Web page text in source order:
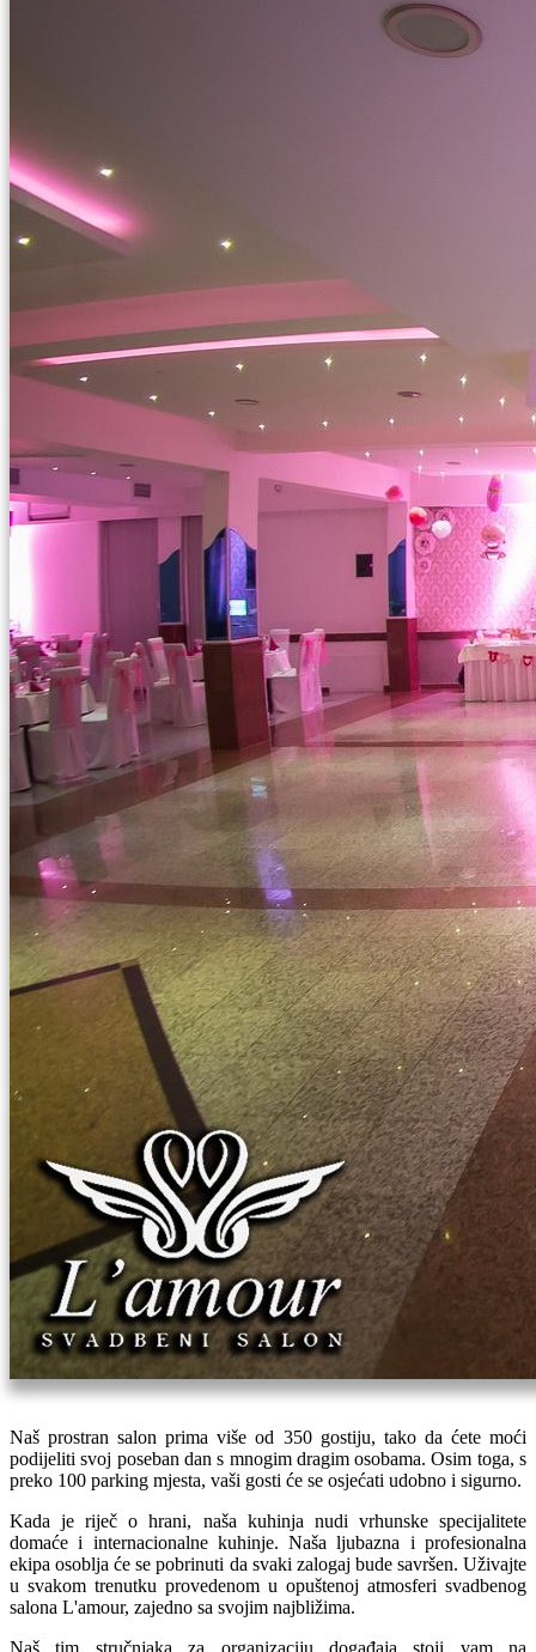
Naš prostran salon prima više od 350 gostiju, tako da ćete moći
podijeliti svoj poseban dan s mnogim dragim osobama. Osim toga, s
preko 100 parking mjesta, vaši gosti će se osjećati udobno i sigurno.
Kada je riječ o hrani, naša kuhinja nudi vrhunske specijalitete
domaće i internacionalne kuhinje. Naša ljubazna i profesionalna
ekipa osoblja će se pobrinuti da svaki zalogaj bude savršen. Uživajte
u svakom trenutku provedenom u opuštenoj atmosferi svadbenog
salona L'amour, zajedno sa svojim najbližima.
Naš tim stručnjaka za organizaciju događaja stoji vam na